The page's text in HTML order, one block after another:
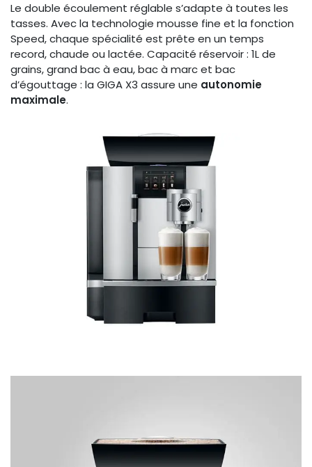
Le double écoulement réglable s’adapte à toutes les
tasses. Avec la technologie mousse fine et la fonction
Speed, chaque spécialité est prête en un temps
record, chaude ou lactée. Capacité réservoir : 1L de
grains, grand bac à eau, bac à marc et bac
d’égouttage : la GIGA X3 assure une autonomie
maximale.